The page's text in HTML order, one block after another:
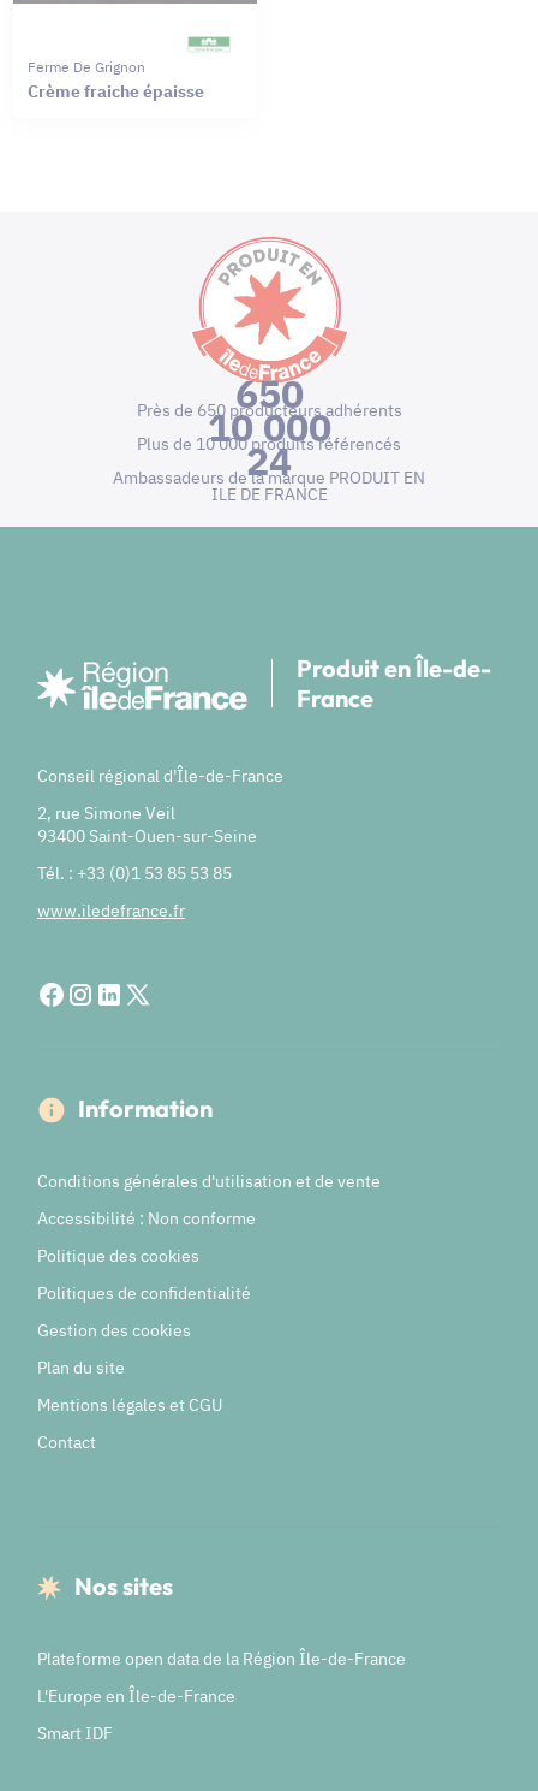
Ferme De Grignon
Crème fraiche épaisse
650
Près de 650 producteurs adhérents
10 000
Plus de 10 000 produits référencés
24
Ambassadeurs de la marque PRODUIT EN
ILE DE FRANCE
Produit en Île-de-
France
Conseil régional d'Île-de-France
2, rue Simone Veil
93400 Saint-Ouen-sur-Seine
Tél. : +33 (0)1 53 85 53 85
www.iledefrance.fr
Information
Conditions générales d'utilisation et de vente
Accessibilité : Non conforme
Politique des cookies
Politiques de confidentialité
Gestion des cookies
Plan du site
Mentions légales et CGU
Contact
Nos sites
Plateforme open data de la Région Île-de-France
L'Europe en Île-de-France
Smart IDF